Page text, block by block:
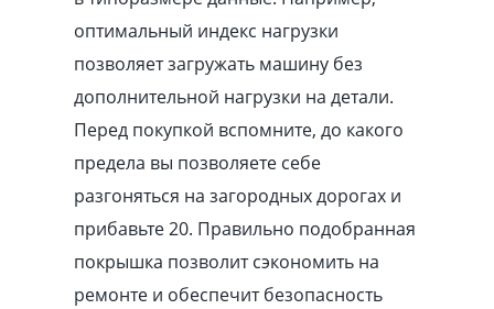
оптимальный индекс нагрузки
позволяет загружать машину без
дополнительной нагрузки на детали.
Перед покупкой вспомните, до какого
предела вы позволяете себе
разгоняться на загородных дорогах и
прибавьте 20. Правильно подобранная
покрышка позволит сэкономить на
ремонте и обеспечит безопасность